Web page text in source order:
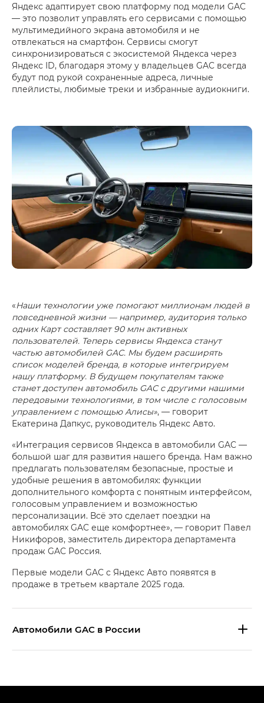
Яндекс адаптирует свою платформу под модели GAC
— это позволит управлять его сервисами с помощью
мультимедийного экрана автомобиля и не
отвлекаться на смартфон. Сервисы смогут
синхронизироваться с экосистемой Яндекса через
Яндекс ID, благодаря этому у владельцев GAC всегда
будут под рукой сохраненные адреса, личные
плейлисты, любимые треки и избранные аудиокниги.
«Наши технологии уже помогают миллионам людей в
повседневной жизни — например, аудитория только
одних Карт составляет 90 млн активных
пользователей. Теперь сервисы Яндекса станут
частью автомобилей GAC. Мы будем расширять
список моделей бренда, в которые интегрируем
нашу платформу. В будущем покупателям также
станет доступен автомобиль GAC с другими нашими
передовыми технологиями, в том числе с голосовым
управлением с помощью Алисы», — говорит
Екатерина Дапкус, руководитель Яндекс Авто.
«Интеграция сервисов Яндекса в автомобили GAC —
большой шаг для развития нашего бренда. Нам важно
предлагать пользователям безопасные, простые и
удобные решения в автомобилях: функции
дополнительного комфорта с понятным интерфейсом,
голосовым управлением и возможностью
персонализации. Всё это сделает поездки на
автомобилях GAC еще комфортнее», — говорит Павел
Никифоров, заместитель директора департамента
продаж GAC Россия.
Первые модели GAC с Яндекс Авто появятся в
продаже в третьем квартале 2025 года.
Aвтомобили GAC в России
Эс Икс ПРЕМИУМ — SX PREMIUM